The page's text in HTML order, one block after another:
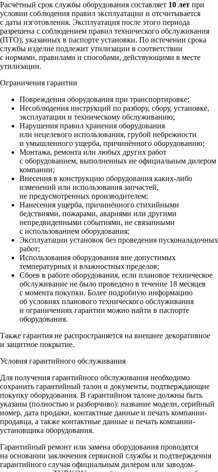
Расчётный срок службы оборудования составляет 10 лет при
условии соблюдения правил эксплуатации и отсчитывается
с даты изготовления. Эксплуатация после этого периода
разрешена с соблюдением правил технического обслуживания
(ПТО), указанных в паспорте установки. По истечении срока
службы изделие подлежит утилизации в соответствии
с нормами, правилами и способами, действующими в месте
утилизации.
Ограничения гарантии
Повреждения оборудования при транспортировке;
Несоблюдения инструкций по разбору, сбору, установке,
эксплуатации и техническому обслуживанию;
Нарушения правил хранения оборудования
или нецелевого использования, грубой небрежности
и умышленного ущерба, причинённого оборудованию;
Монтажа, ремонта или любых других работ
с оборудованием, выполненных не официальным дилером
компании;
Внесения в конструкцию оборудования каких‑либо
изменений или использования запчастей,
не предусмотренных производителем;
Нанесения ущерба, причинённого стихийными
бедствиями, пожарами, авариями или другими
непредвиденными событиями, не связанными
с использованием оборудования;
Эксплуатации установок без проведения пусконаладочных
работ;
Использования оборудования вне допустимых
температурных и влажностных пределов;
Сбоев в работе оборудования, если плановое техническое
обслуживание не было проведено в течение 18 месяцев
с момента покупки. Более подробную информацию
об условиях планового технического обслуживания
и ограничениях гарантии можно найти в паспорте
оборудования.
Также гарантия не распространяется на внешнее декоративное
и защитное покрытие.
Условия гарантийного обслуживания
Для получения гарантийного обслуживания необходимо
сохранить гарантийный талон и документы, подтверждающие
покупку оборудования. В гарантийном талоне должны быть
указаны (полностью и разборчиво): название модели, серийный
номер, дата продажи, контактные данные и печать компании-
продавца, а также контактные данные и печать компании-
установщика оборудования.
Гарантийный ремонт или замена оборудования проводятся
на основании заключения сервисной службы и подтверждения
гарантийного случая официальным дилером или заводом-